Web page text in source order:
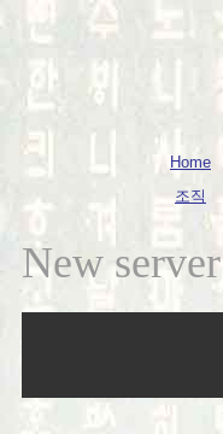
Home
조직
New server